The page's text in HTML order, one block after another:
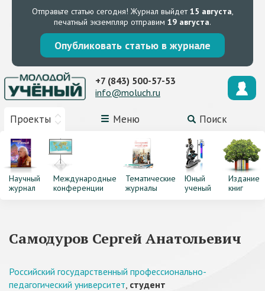
Отправьте статью сегодня! Журнал выйдет15 августа,
печатный экземпляр отправим 19 августа.
Опубликовать статью в журнале
Проекты Меню Поиск
+7 (843) 500-57-53
info@moluch.ru
Научный
журнал
Международные
конференции
Тематические
журналы
Юный
ученый
Издание
книг
Самодуров Сергей Анатольевич
Российский государственный профессионально-
педагогический университет, студент